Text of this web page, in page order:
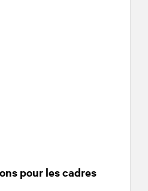
pour les cadres